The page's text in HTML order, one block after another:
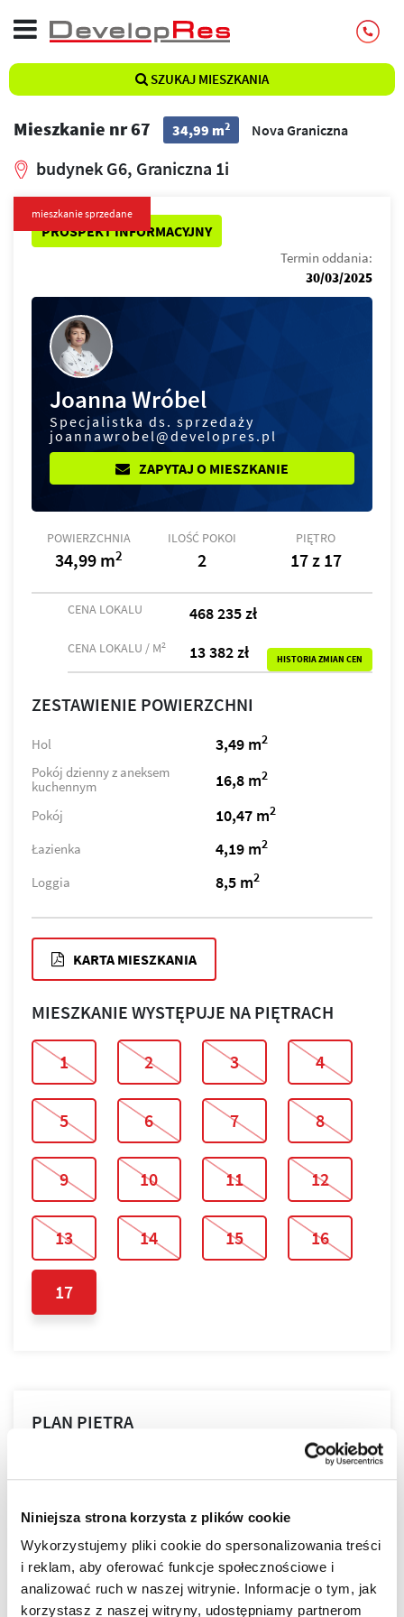
Niniejsza strona korzysta z plików cookie
Wykorzystujemy pliki cookie do spersonalizowania treści
i reklam, aby oferować funkcje społecznościowe i
analizować ruch w naszej witrynie. Informacje o tym, jak
korzystasz z naszej witryny, udostępniamy partnerom
SZUKAJ MIESZKANIA
Mieszkanie nr 67 34,99 m2 Nova Graniczna
budynek G6, Graniczna 1i
PROSPEKT INFORMACYJNY
mieszkanie sprzedane
Termin oddania:
30/03/2025
Joanna Wróbel
Specjalistka ds. sprzedaży
joannawrobel@developres.pl
ZAPYTAJ O MIESZKANIE
POWIERZCHNIA
34,99 m2
ILOŚĆ POKOI
2
PIĘTRO
17 z 17
CENA LOKALU 468 235 zł
CENA LOKALU / M2 13 382 zł HISTORIA ZMIAN CEN
ZESTAWIENIE POWIERZCHNI
Hol 3,49 m2
Pokój dzienny z aneksem
kuchennym
16,8 m2
Pokój 10,47 m2
Łazienka 4,19 m2
Loggia 8,5 m2
KARTA MIESZKANIA
MIESZKANIE WYSTĘPUJE NA PIĘTRACH
1 2 3 4
5 6 7 8
9 10 11 12
13 14 15 16
17
PLAN PIĘTRA
PLAN MIESZKANIA
LOKALIZACJA